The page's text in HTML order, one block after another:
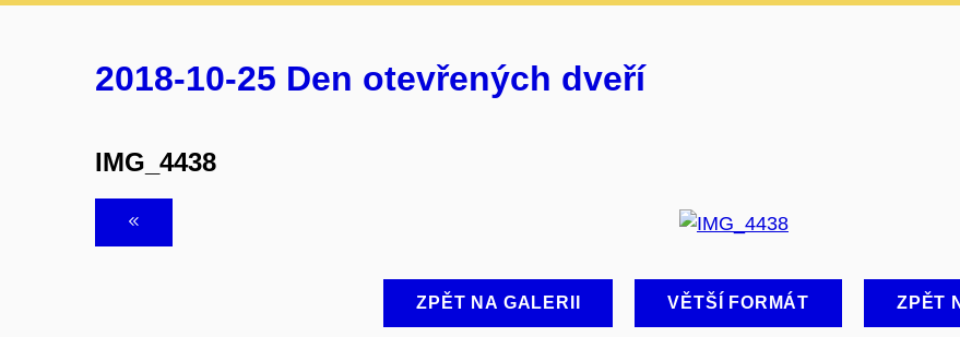
2018-10-25 Den otevřených dveří
IMG_4438
ZPĚT NA GALERII VĚTŠÍ FORMÁT ZPĚT